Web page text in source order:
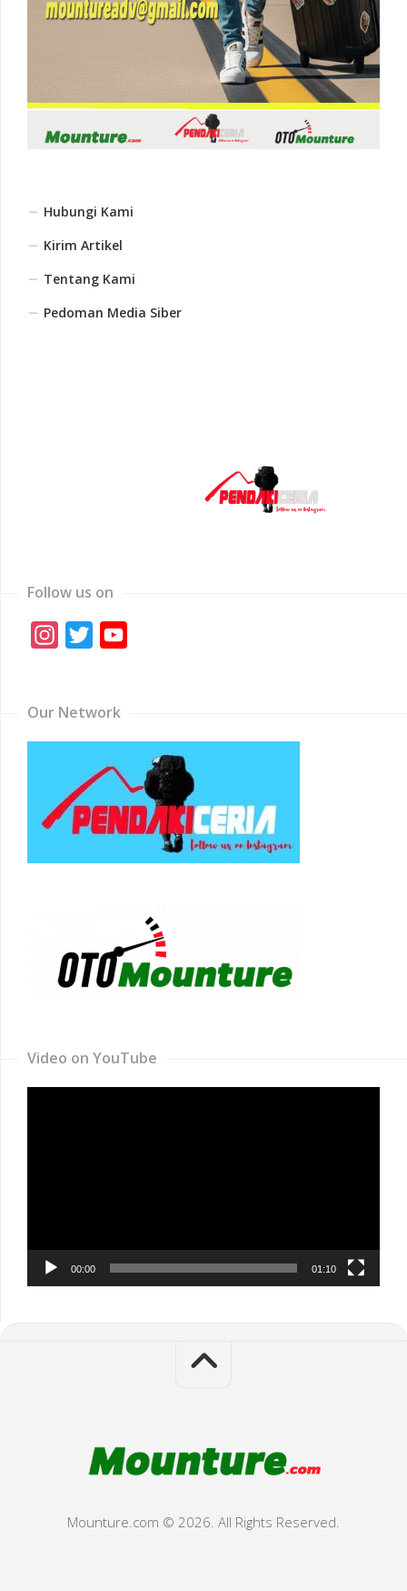
Hubungi Kami
Kirim Artikel
Tentang Kami
Pedoman Media Siber
Follow us on
Instagram
Twitter
Our Network
Video on YouTube
00:00 01:10
Mounture.com © 2026. All Rights Reserved.